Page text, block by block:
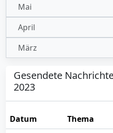
Mai
April
März
Gesendete
2023
Datum Thema